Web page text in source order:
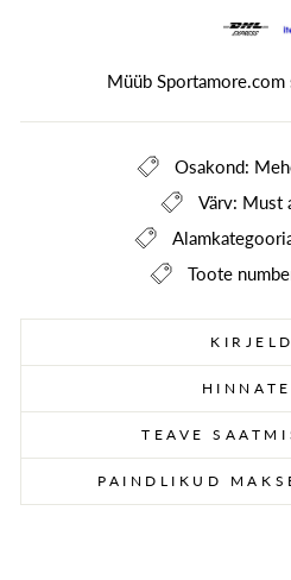
Müüb Sportamore.com
Osakond:
Värv: Must
Toote
TEAVE
PAINDLIKUD